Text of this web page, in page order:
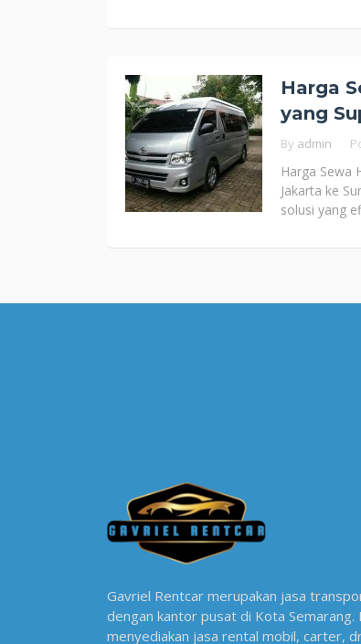
Harga
yang
By admin
Harga Sewa
Jakarta ke
solusi yang
Gavriel Rentcar merupakan jasa
dengan kantor pusat di Kota Semarang.
menyediakan jasa rental mobil, carter,